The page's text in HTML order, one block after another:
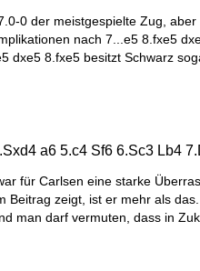
0 der meistgespielte Zug,
nach 7...e5 8.fxe5
dxe5 8.fxe5 besitzt Schwarz
a6 5.c4 Sf6 6.Sc3 Lb4
für Carlsen eine starke
Beitrag zeigt, ist er mehr als
man darf vermuten, dass in